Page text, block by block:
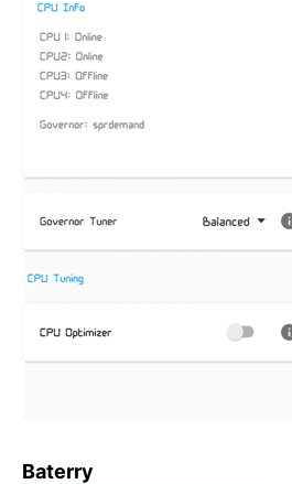
Baterry